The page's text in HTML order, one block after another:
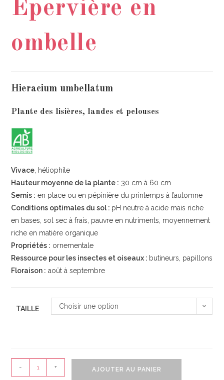
Épervière en
ombelle
Hieracium umbellatum
Plante des lisières, landes et pelouses
Vivace, héliophile
Hauteur moyenne de la plante : 30 cm à 60 cm
Semis : en place ou en pépinière du printemps à l’automne
Conditions optimales du sol : pH neutre à acide mais riche
en bases, sol sec à frais, pauvre en nutriments, moyennement
riche en matière organique
Propriétés : ornementale
Ressource pour les insectes et oiseaux : butineurs, papillons
Floraison : août à septembre
TAILLE Choisir une option
- + AJOUTER AU PANIER